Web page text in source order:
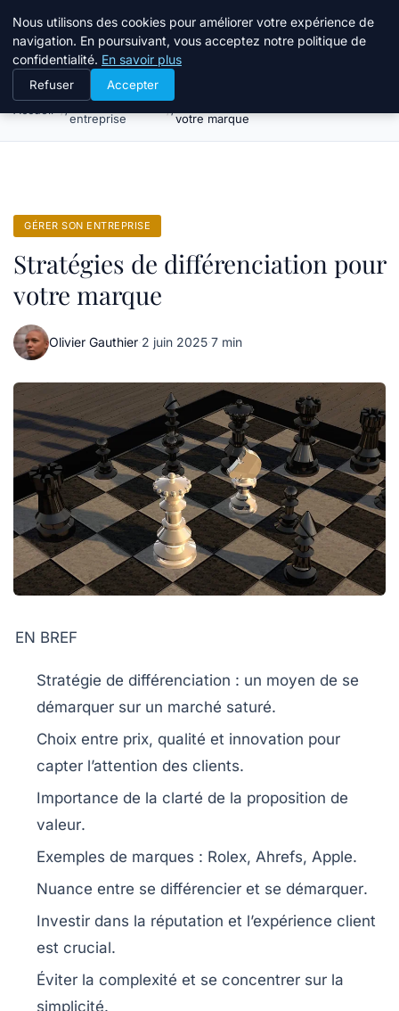
Bible Telemarketing
Gérer son
entreprise
votre marque
GÉRER SON ENTREPRISE
Stratégies de différenciation pour
votre marque
Olivier Gauthier·2 juin 2025·7 min
EN BREF
Stratégie de différenciation : un moyen de se
démarquer sur un marché saturé.
Choix entre prix, qualité et innovation pour
capter l’attention des clients.
Importance de la clarté de la proposition de
valeur.
Exemples de marques : Rolex, Ahrefs, Apple.
Nuance entre se différencier et se démarquer.
Investir dans la réputation et l’expérience client
est crucial.
Éviter la complexité et se concentrer sur la
simplicité.
Nous utilisons des cookies pour améliorer votre expérience de
navigation. En poursuivant, vous acceptez notre politique de
confidentialité. En savoir plus
Refuser Accepter